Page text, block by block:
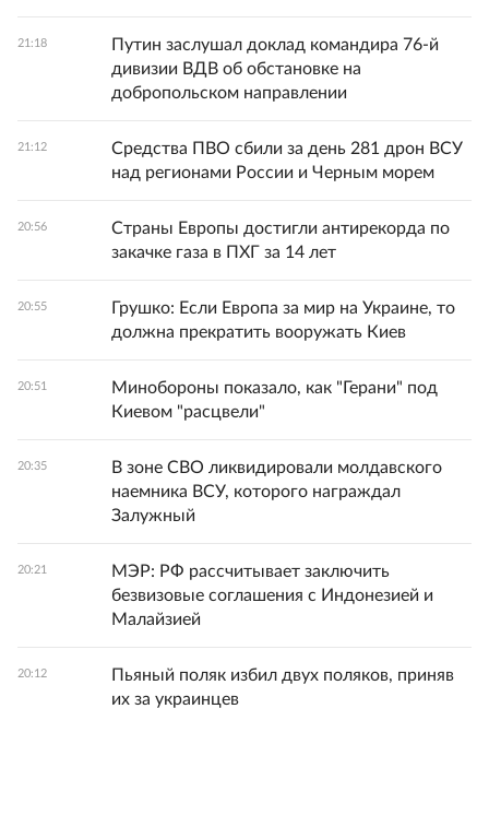
21:18
Путин заслушал доклад командира 76-й
дивизии ВДВ об обстановке на
добропольском направлении
21:12
Средства ПВО сбили за день 281 дрон ВСУ
над регионами России и Черным морем
20:56
Страны Европы достигли антирекорда по
закачке газа в ПХГ за 14 лет
20:55
Грушко: Если Европа за мир на Украине, то
должна прекратить вооружать Киев
20:51
Минобороны показало, как "Герани" под
Киевом "расцвели"
20:35
В зоне СВО ликвидировали молдавского
наемника ВСУ, которого награждал
Залужный
20:21
МЭР: РФ рассчитывает заключить
безвизовые соглашения с Индонезией и
Малайзией
20:12
Пьяный поляк избил двух поляков, приняв
их за украинцев